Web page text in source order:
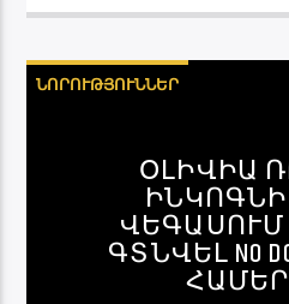
ՆՈՐՈՒԹՅՈՒՆՆԵՐ
ՕԼԻՎԻԱ
ԳՏՆՎԵԼ NO